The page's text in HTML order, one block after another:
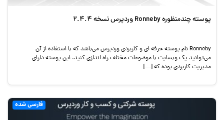
پوسته چندمنظوره Ronneby وردپرس نسخه 2.4.4
Ronneby نام پوسته حرفه ای و کاربردی وردپرس می‌باشد که با استفاده از آن
می‌توانید یک وبسایت با موضوعات مختلف راه اندازی کنید. این پوسته دارای
مدیریت کاربردی بوده که […]
فارسی شده